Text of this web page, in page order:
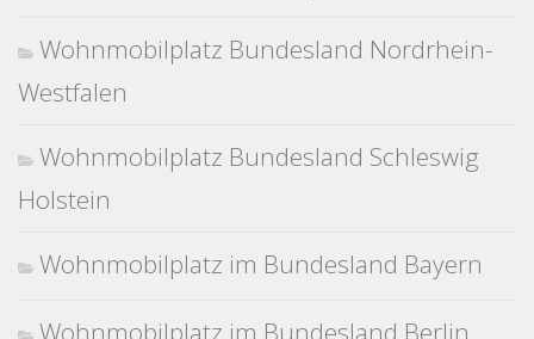
Wohnmobilplatz Bundesland Nordrhein-
Westfalen
Wohnmobilplatz Bundesland Schleswig
Holstein
Wohnmobilplatz im Bundesland Bayern
Wohnmobilplatz im Bundesland Berlin